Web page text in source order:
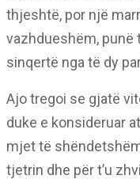
thjeshtë, por një
vazhdueshëm, punë
sinqertë nga të dy
Ajo tregoi se gjatë
duke e konsideruar
mjet të
tjetrin dhe për t’u